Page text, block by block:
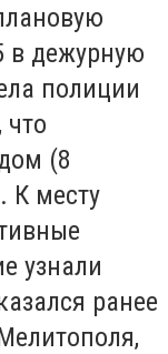
в дежурную
полиции
(8
К месту
узнали
ранее